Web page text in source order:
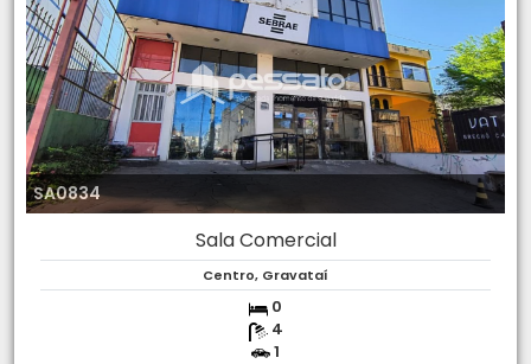
SA0834
Sala Comercial
Centro, Gravataí
0
4
1